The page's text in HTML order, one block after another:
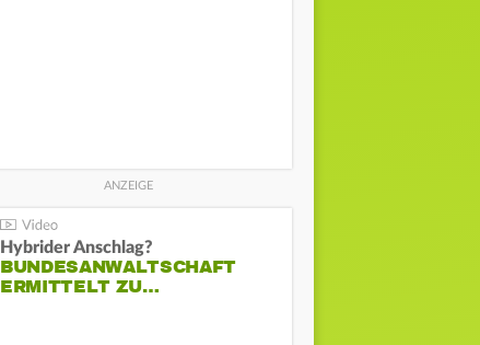
Hybrider Anschlag?
BUNDESANWALTSCHAFT
ERMITTELT ZU…